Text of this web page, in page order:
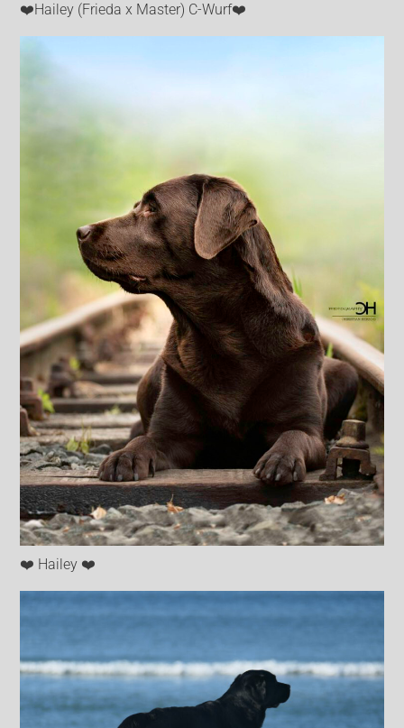
❤️Hailey (Frieda x Master) C-Wurf❤️
❤️ Hailey ❤️